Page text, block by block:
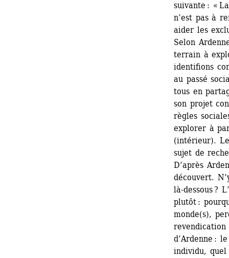
suivante : «
n’est pas à
aider les
Selon
terrain à
identifions
au passé
tous en
son projet
règles
explorer à
(intérieur).
sujet de
D’après
découvert.
là-dessous ?
plutôt :
monde(s),
d’Ardenne :
individu, quel